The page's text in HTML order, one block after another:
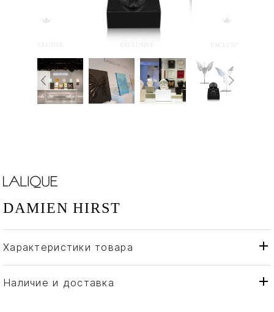
DAMIEN HIRST
Характеристики товара
Бренд
Lalique
Страна производителя
Наличие и доставка